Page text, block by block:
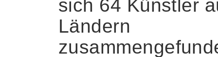
sich 64 Künstler
Ländern